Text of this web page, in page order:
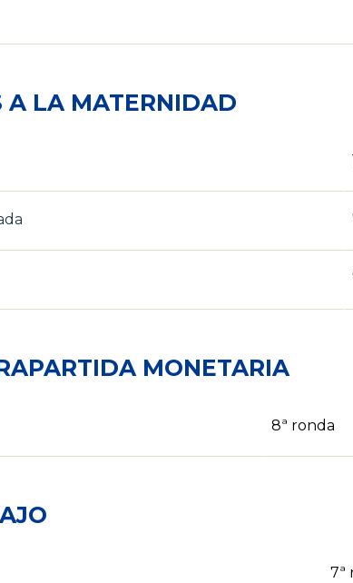
A LA MATERNIDAD
MONETARIA
8ª ronda
7ª